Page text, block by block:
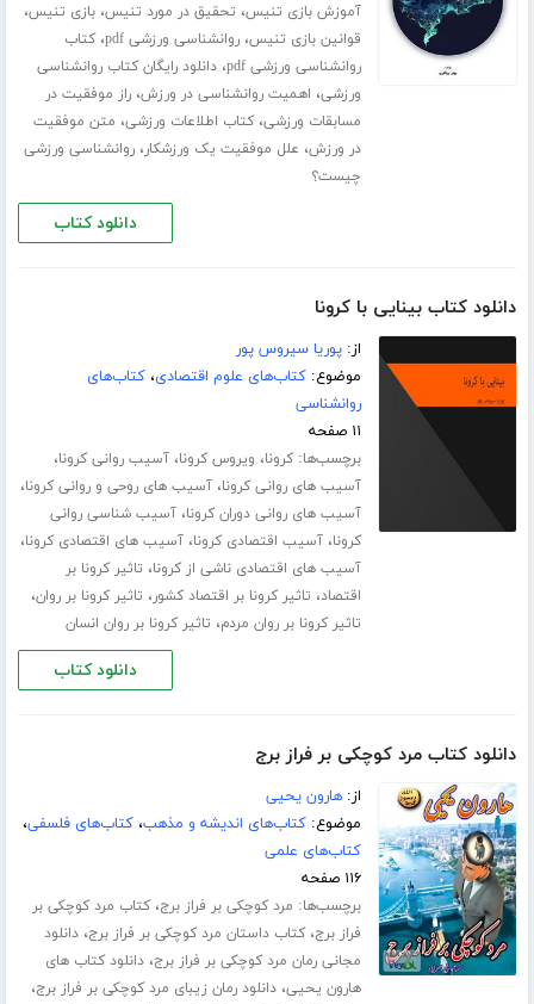
آموزش بازی تنیس، تحقیق در مورد تنیس،بازی تنیس،
قوانین بازی تنیس،روانشناسی ورزشی pdf ،کتاب
روانشناسی ورزشی pdf
،دانلود رایگان کتاب روانشناسی
ورزشی، اهمیت روانشناسی در ورزش،راز موفقیت در
مسابقات ورزشی،کتاب اطلاعات ورزشی، متن موفقیت
در ورزش، علل موفقیت یک ورزشکار،روانشناسی ورزشی
چیست؟
دانلود کتاب
دانلود کتاب بینایی با کرونا
از:پوریا سیروس پور
موضوع:کتاب‌های علوم اقتصادی،کتاب‌های
روانشناسی
۱۱ صفحه
برچسب‌ها:کرونا، ویروس کرونا،آسیب روانی کرونا،
آسیب های روانی کرونا،آسیب های روحی و روانی کرونا،
آسیب های روانی دوران کرونا،آسیب شناسی روانی
کرونا،آسیب اقتصادی کرونا،آسیب های اقتصادی کرونا،
آسیب های اقتصادی ناشی از کرونا، تاثیر کرونا بر
اقتصاد، تاثیر کرونا بر اقتصاد کشور، تاثیر کرونا بر روان،
تاثیر کرونا بر روان مردم، تاثیر کرونا بر روان انسان
دانلود کتاب
دانلود کتاب مرد کوچکی بر فراز برج
از:هارون یحیی
موضوع:کتاب‌های اندیشه و مذهب،کتاب‌های فلسفی،
کتاب‌های علمی
۱۱۶ صفحه
برچسب‌ها: مرد کوچکی بر فراز برج،کتاب مرد کوچکی بر
فراز برج،کتاب داستان مرد کوچکی بر فراز برج،دانلود
مجانی رمان مرد کوچکی بر فراز برج،دانلود کتاب های
هارون یحیی،دانلود رمان زیبای مرد کوچکی بر فراز برج،